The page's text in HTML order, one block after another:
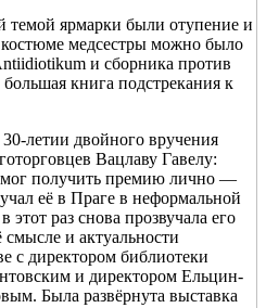
ярмарки были отупение и
медсестры можно было
и сборника против
книга подстрекания к
летии двойного вручения
Вацлаву Гавелу:
получить премию лично —
её в Праге в неформальной
раз снова прозвучала его
и актуальности
с директором библиотеки
и директором Ельцин-
Была развёрнута выставка